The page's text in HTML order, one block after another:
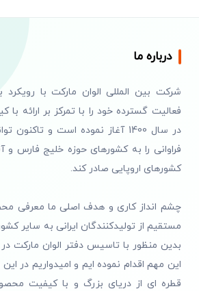
درباره ما
شرکت بین المللی الوان مارکت با رویکرد
فعالیت گسترده خود را با تمرکز بر ارائه
در سال 1400 آغاز نموده است و
فراوانی را به کشورهای حوزه خلیج فارس و
کشورهای اروپایی صادر کند.
چشم انداز کاری و هدف اصلی ما معرفی
مستقیم از تولیدکنندگان ایرانی به سایر
بدین منظور با تاسیس دفتر الوان مارکت
این مهم اقدام نموده ایم و امیدواریم در این
قطره ای از دریای بزرگ و با کیفیت